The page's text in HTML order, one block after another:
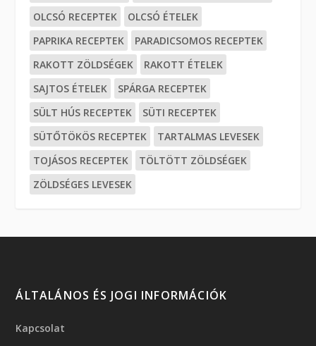
OLCSÓ RECEPTEK
OLCSÓ ÉTELEK
PAPRIKA RECEPTEK
PARADICSOMOS RECEPTEK
RAKOTT ZÖLDSÉGEK
RAKOTT ÉTELEK
SAJTOS ÉTELEK
SPÁRGA RECEPTEK
SÜLT HÚS RECEPTEK
SÜTI RECEPTEK
SÜTŐTÖKÖS RECEPTEK
TARTALMAS LEVESEK
TOJÁSOS RECEPTEK
TÖLTÖTT ZÖLDSÉGEK
ZÖLDSÉGES LEVESEK
ÁLTALÁNOS ÉS JOGI INFORMÁCIÓK
Kapcsolat